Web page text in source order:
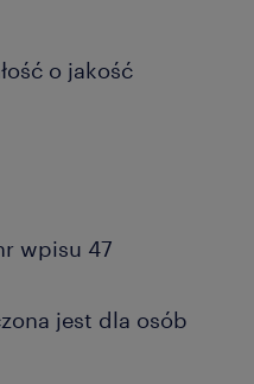
o jakość
wpisu 47
jest dla osób